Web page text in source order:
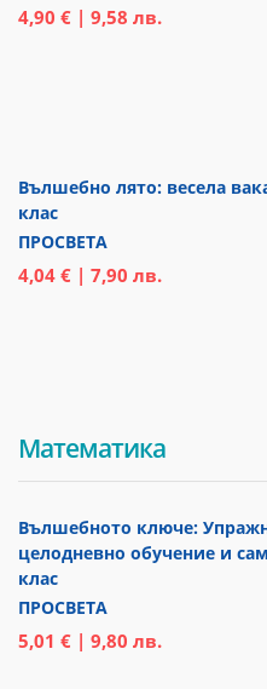
4,90 € | 9,58 лв.
Вълшебно лято: весела
клас
ПРОСВЕТА
4,04 € | 7,90 лв.
Математика
Вълшебното ключе:
целодневно обучение и
клас
ПРОСВЕТА
5,01 € | 9,80 лв.